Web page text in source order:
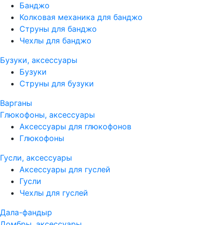
Банджо
Колковая механика для банджо
Струны для банджо
Чехлы для банджо
Бузуки, аксессуары
Бузуки
Струны для бузуки
Варганы
Глюкофоны, аксессуары
Аксессуары для глюкофонов
Глюкофоны
Гусли, аксессуары
Аксессуары для гуслей
Гусли
Чехлы для гуслей
Дала-фандыр